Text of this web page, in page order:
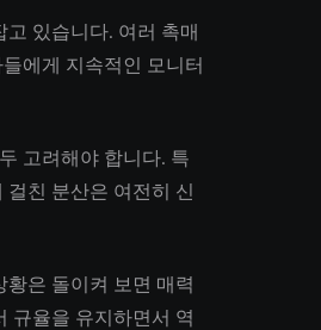
있습니다. 여러 촉매
에게 지속적인 모니터
고려해야 합니다. 특
친 분산은 여전히 신
은 돌이켜 보면 매력
규율을 유지하면서 역